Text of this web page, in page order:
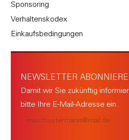
Sponsoring
Verhaltenskodex
Einkaufsbedingungen
NEWSLETTER
Damit wir Sie zukünftig
bitte Ihre E-Mail-Adresse ein.
E-